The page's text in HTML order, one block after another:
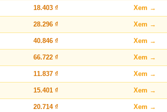
18.403 ₫ Xem →
28.296 ₫ Xem →
40.846 ₫ Xem →
66.722 ₫ Xem →
11.837 ₫ Xem →
15.401 ₫ Xem →
20.714 ₫ Xem →